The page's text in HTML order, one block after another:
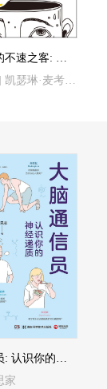
我脑子里的不速之客: 寄生生物如何操纵人类与社会
著者：[美] 凯瑟琳·麦考利夫 著；袁祎 译
大脑通信员: 认识你的神经递质
家